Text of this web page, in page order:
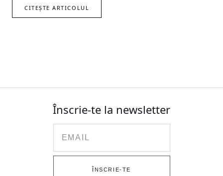
CITEȘTE ARTICOLUL
Înscrie-te la newsletter
ÎNSCRIE-TE